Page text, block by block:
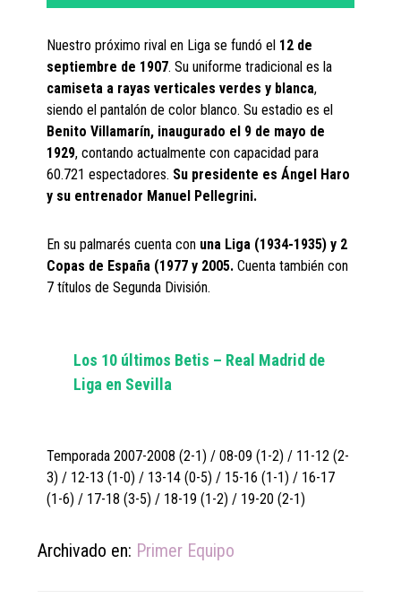
Nuestro próximo rival en Liga se fundó el 12 de
septiembre de 1907. Su uniforme tradicional es la
camiseta a rayas verticales verdes y blanca,
siendo el pantalón de color blanco. Su estadio es el
Benito Villamarín, inaugurado el 9 de mayo de
1929, contando actualmente con capacidad para
60.721 espectadores. Su presidente es Ángel Haro
y su entrenador Manuel Pellegrini.
En su palmarés cuenta con una Liga (1934-1935) y 2
Copas de España (1977 y 2005. Cuenta también con
7 títulos de Segunda División.
Los 10 últimos Betis – Real Madrid de
Liga en Sevilla
Temporada 2007-2008 (2-1) / 08-09 (1-2) / 11-12 (2-
3) / 12-13 (1-0) / 13-14 (0-5) / 15-16 (1-1) / 16-17
(1-6) / 17-18 (3-5) / 18-19 (1-2) / 19-20 (2-1)
Archivado en: Primer Equipo